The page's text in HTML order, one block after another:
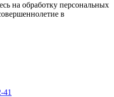
на обработку персональных
в
41